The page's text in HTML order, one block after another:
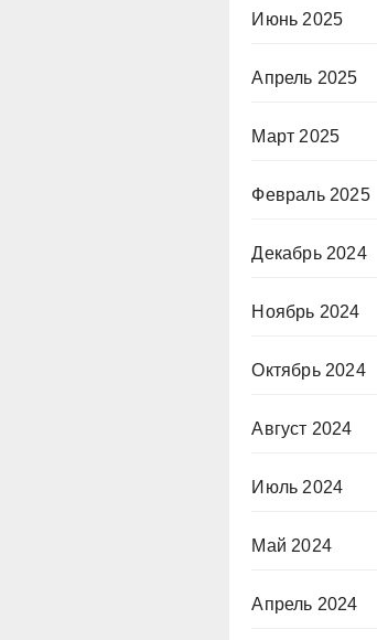
Июнь 2025
Апрель 2025
Март 2025
Февраль 2025
Декабрь 2024
Ноябрь 2024
Октябрь 2024
Август 2024
Июль 2024
Май 2024
Апрель 2024